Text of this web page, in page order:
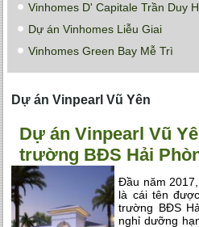
Vinhomes D' Capitale Trần Duy
Dự án Vinhomes Liễu Giai
Vinhomes Green Bay Mễ Trì
Dự án Vinpearl Vũ Yên
Dự án Vinpearl Vũ
trường BĐS Hải
Đầu năm 2017,
là cái tên
trường BĐS
nghỉ dưỡng